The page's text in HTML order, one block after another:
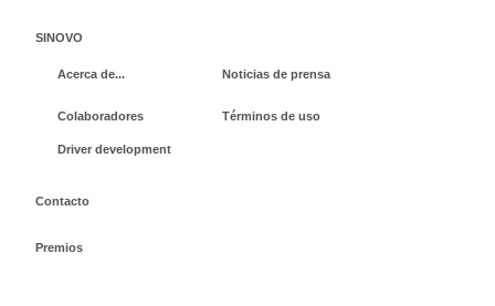
SINOVO
Acerca de... Noticias de prensa
Colaboradores Términos de uso
Driver development
Contacto
Premios